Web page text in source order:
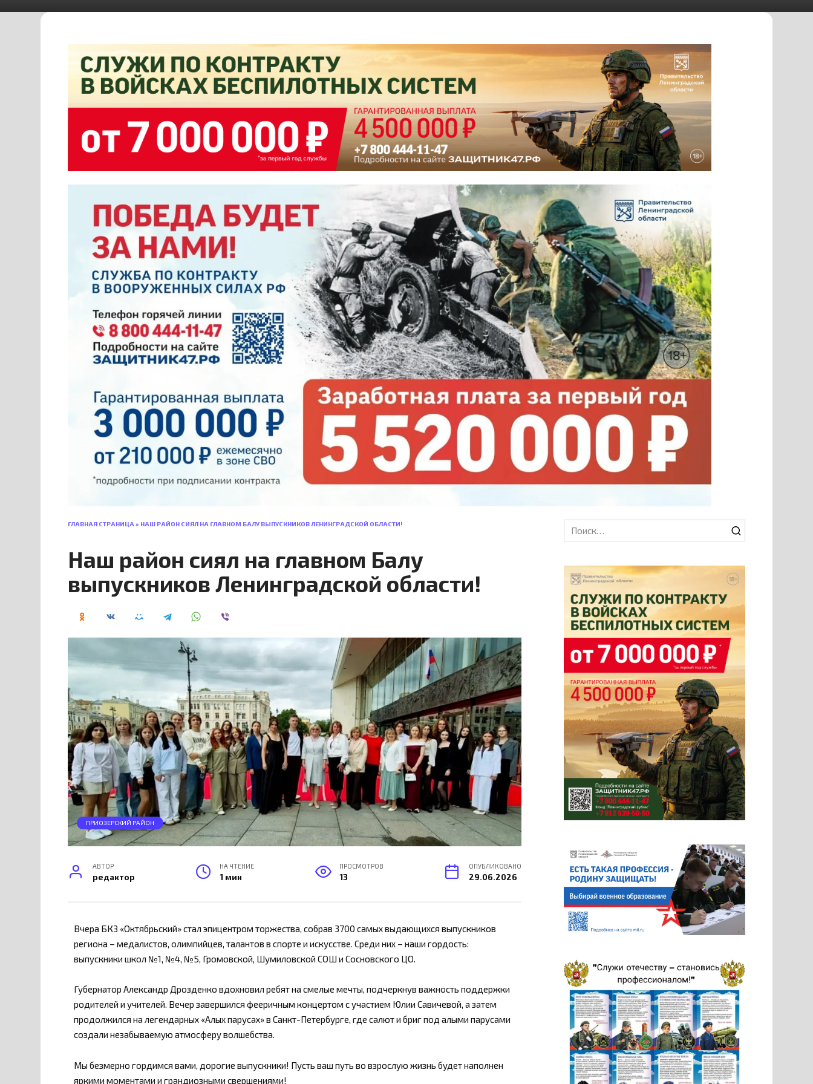
ГЛАВНАЯ СТРАНИЦА» НАШ РАЙОН СИЯЛ НА ГЛАВНОМ БАЛУ ВЫПУСКНИКОВ ЛЕНИНГРАДСКОЙ ОБЛАСТИ!
Наш район сиял на главном Балу
выпускников Ленинградской области!
ПРИОЗЕРСКИЙ РАЙОН
АВТОР
редактор
НА ЧТЕНИЕ
1 мин
ПРОСМОТРОВ
13
ОПУБЛИКОВАНО
29.06.2026
Вчера БКЗ «Октябрьский» стал эпицентром торжества, собрав 3700 самых выдающихся выпускников
региона – медалистов, олимпийцев, талантов в спорте и искусстве. Среди них – наши гордость:
выпускники школ №1, №4, №5, Громовской, Шумиловской СОШ и Сосновского ЦО.
Губернатор Александр Дрозденко вдохновил ребят на смелые мечты, подчеркнув важность поддержки
родителей и учителей. Вечер завершился фееричным концертом с участием Юлии Савичевой, а затем
продолжился на легендарных «Алых парусах» в Санкт-Петербурге, где салют и бриг под алыми парусами
создали незабываемую атмосферу волшебства.
Мы безмерно гордимся вами, дорогие выпускники! Пусть ваш путь во взрослую жизнь будет наполнен
яркими моментами и грандиозными свершениями!
Search
for: